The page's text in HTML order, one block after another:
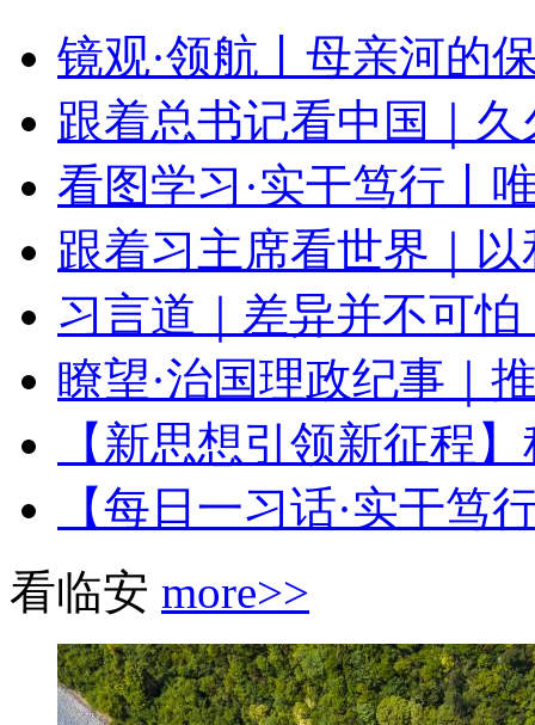
镜观·领航丨母亲河的
跟着总书记看中国｜
看图学习·实干笃行丨
跟着习主席看世界｜
习言道｜差异并不可
瞭望·治国理政纪事｜
【新思想引领新征程
【每日一习话·实干笃
看临安 more>>